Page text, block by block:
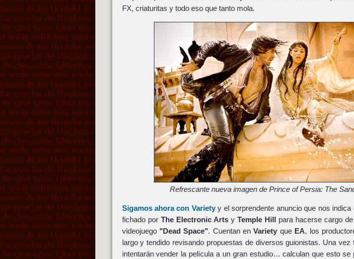
FX, criaturitas y todo eso que tanto mola.
Refrescante nueva imagen de Prince of Persia: The
Sigamos ahora con Varietyy el sorprendente anuncio que nos indica
fichado por The Electronic Artsy Temple Hill para hacerse cargo
videojuego "Dead Space". Cuentan enVariety que EA, los
largo y tendido revisando propuestas de diversos guionistas. Una vez
intentarán vender la película a un gran estudio… calculan que esto se